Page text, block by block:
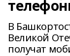
В
Великой
получат